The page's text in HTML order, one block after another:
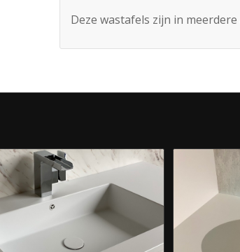
Deze wastafels zijn in